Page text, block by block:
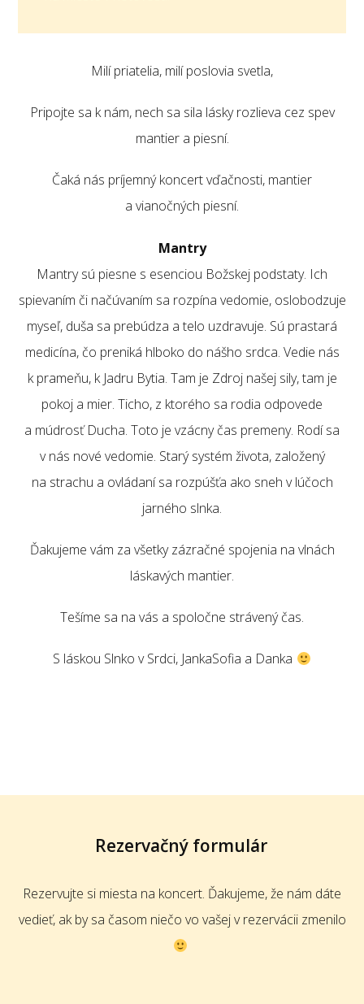
Milí priatelia, milí poslovia svetla,
Pripojte sa k nám, nech sa sila lásky rozlieva cez spev
mantier a piesní.
Čaká nás príjemný koncert vďačnosti, mantier
a vianočných piesní.
Mantry
Mantry sú piesne s esenciou Božskej podstaty. Ich
spievaním či načúvaním sa rozpína vedomie, oslobodzuje
myseľ, duša sa prebúdza a telo uzdravuje. Sú prastará
medicína, čo preniká hlboko do nášho srdca. Vedie nás
k prameňu, k Jadru Bytia. Tam je Zdroj našej sily, tam je
pokoj a mier. Ticho, z ktorého sa rodia odpovede
a múdrosť Ducha. Toto je vzácny čas premeny. Rodí sa
v nás nové vedomie. Starý systém života, založený
na strachu a ovládaní sa rozpúšťa ako sneh v lúčoch
jarného slnka.
Ďakujeme vám za všetky zázračné spojenia na vlnách
láskavých mantier.
Tešíme sa na vás a spoločne strávený čas.
S láskou Slnko v Srdci, JankaSofia a Danka
Rezervačný formulár
Rezervujte si miesta na koncert. Ďakujeme, že nám dáte
vedieť, ak by sa časom niečo vo vašej v rezervácii zmenilo